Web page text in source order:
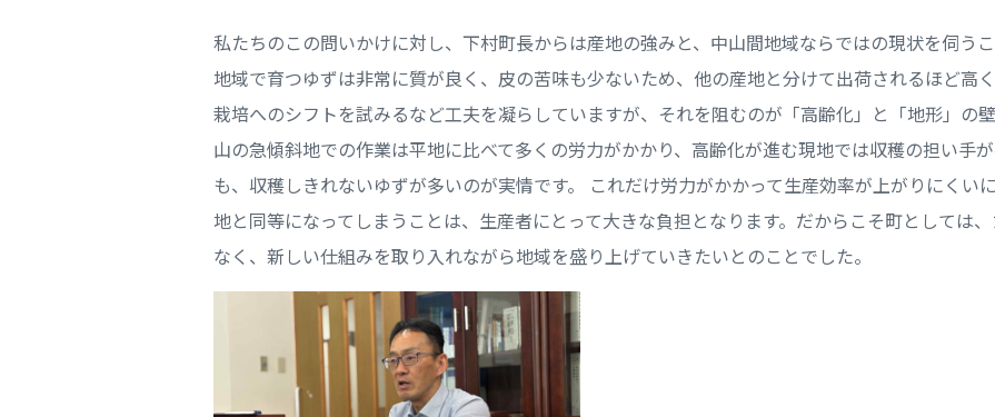
私たちのこの問いかけに対し、下村町長からは産地の強みと、中山間地域ならではの現状を伺う
地域で育つゆずは非常に質が良く、皮の苦味も少ないため、他の産地と分けて出荷されるほど高
栽培へのシフトを試みるなど工夫を凝らしていますが、それを阻むのが「高齢化」と「地形」の壁
山の急傾斜地での作業は平地に比べて多くの労力がかかり、高齢化が進む現地では収穫の担い手
も、収穫しきれないゆずが多いのが実情です。 これだけ労力がかかって生産効率が上がりにくい
地と同等になってしまうことは、生産者にとって大きな負担となります。だからこそ町としては
なく、新しい仕組みを取り入れながら地域を盛り上げていきたいとのことでした。